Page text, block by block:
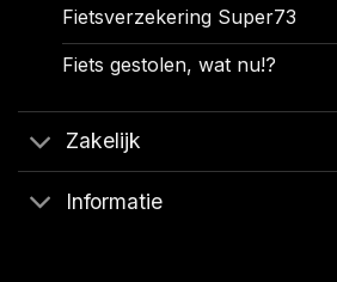
Fietsverzekering Super73
Fiets gestolen, wat nu!?
Zakelijk
Informatie